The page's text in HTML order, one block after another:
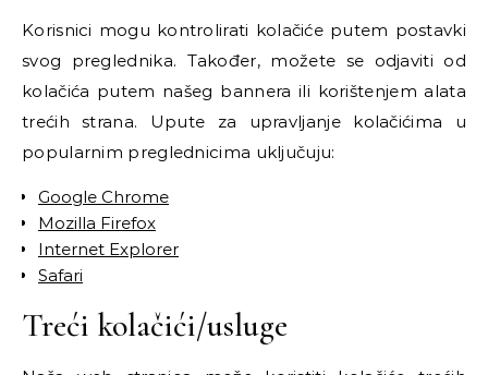
Korisnici mogu kontrolirati kolačiće putem postavki
svog preglednika. Također, možete se odjaviti od
kolačića putem našeg bannera ili korištenjem alata
trećih strana. Upute za upravljanje kolačićima u
popularnim preglednicima uključuju:
Google Chrome
Mozilla Firefox
Internet Explorer
Safari
Treći kolačići/usluge